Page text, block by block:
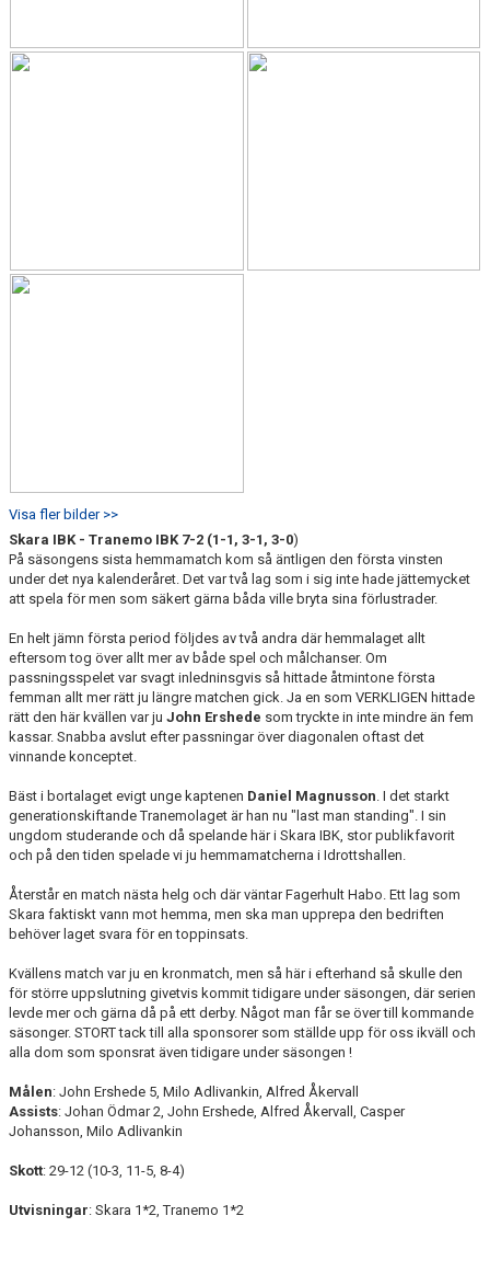
Visa fler bilder >>
Skara IBK - Tranemo IBK 7-2 (1-1, 3-1, 3-0)
På säsongens sista hemmamatch kom så äntligen den första vinsten
under det nya kalenderåret. Det var två lag som i sig inte hade jättemycket
att spela för men som säkert gärna båda ville bryta sina förlustrader.
En helt jämn första period följdes av två andra där hemmalaget allt
eftersom tog över allt mer av både spel och målchanser. Om
passningsspelet var svagt inledninsgvis så hittade åtmintone första
femman allt mer rätt ju längre matchen gick. Ja en som VERKLIGEN hittade
rätt den här kvällen var ju John Ershede som tryckte in inte mindre än fem
kassar. Snabba avslut efter passningar över diagonalen oftast det
vinnande konceptet.
Bäst i bortalaget evigt unge kaptenen Daniel Magnusson. I det starkt
generationskiftande Tranemolaget är han nu "last man standing". I sin
ungdom studerande och då spelande här i Skara IBK, stor publikfavorit
och på den tiden spelade vi ju hemmamatcherna i Idrottshallen.
Återstår en match nästa helg och där väntar Fagerhult Habo. Ett lag som
Skara faktiskt vann mot hemma, men ska man upprepa den bedriften
behöver laget svara för en toppinsats.
Kvällens match var ju en kronmatch, men så här i efterhand så skulle den
för större uppslutning givetvis kommit tidigare under säsongen, där serien
levde mer och gärna då på ett derby. Något man får se över till kommande
säsonger. STORT tack till alla sponsorer som ställde upp för oss ikväll och
alla dom som sponsrat även tidigare under säsongen !
Målen: John Ershede 5, Milo Adlivankin, Alfred Åkervall
Assists: Johan Ödmar 2, John Ershede, Alfred Åkervall, Casper
Johansson, Milo Adlivankin
Skott: 29-12 (10-3, 11-5, 8-4)
Utvisningar: Skara 1*2, Tranemo 1*2